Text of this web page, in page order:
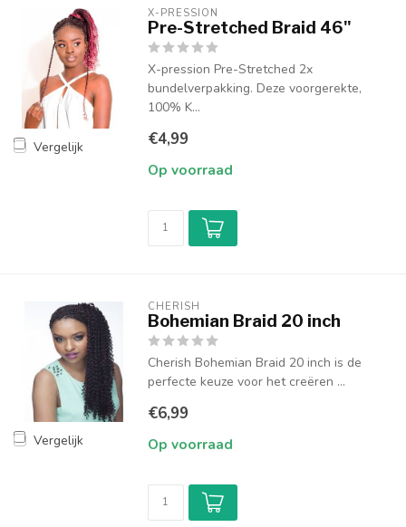
Vergelijk
X-PRESSION
Pre-Stretched Braid 46"
X-pression Pre-Stretched 2x
bundelverpakking. Deze voorgerekte,
100% K...
€4,99
Op voorraad
Vergelijk
CHERISH
Bohemian Braid 20 inch
Cherish Bohemian Braid 20 inch is de
perfecte keuze voor het creëren ...
€6,99
Op voorraad